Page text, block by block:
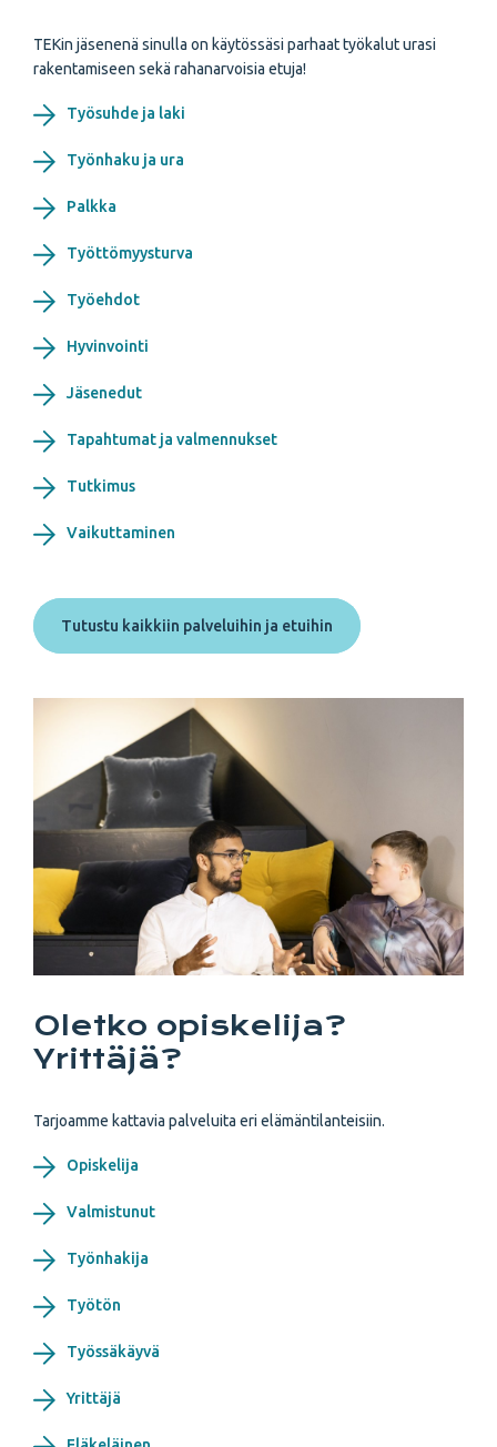
TEKin jäsenenä sinulla on käytössäsi parhaat työkalut urasi
rakentamiseen sekä rahanarvoisia etuja!
Työsuhde ja laki
Työnhaku ja ura
Palkka
Työttömyysturva
Työehdot
Hyvinvointi
Jäsenedut
Tapahtumat ja valmennukset
Tutkimus
Vaikuttaminen
Tutustu kaikkiin palveluihin ja etuihin
Oletko opiskelija?
Yrittäjä?
Tarjoamme kattavia palveluita eri elämäntilanteisiin.
Opiskelija
Valmistunut
Työnhakija
Työtön
Työssäkäyvä
Yrittäjä